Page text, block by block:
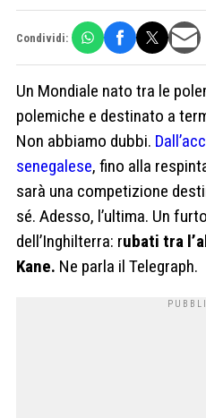
Condividi:
Un Mondiale nato tra le
polemiche e destinato a
Non abbiamo dubbi.
senegalese, fino alla
sarà una competizione
sé. Adesso, l’ultima. Un
dell’Inghilterra: rubati tra
Kane. Ne parla il Telegraph.